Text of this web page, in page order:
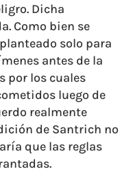
Dicha
Como bien se
solo para
antes de la
por los cuales
luego de
realmente
de Santrich no
que las reglas